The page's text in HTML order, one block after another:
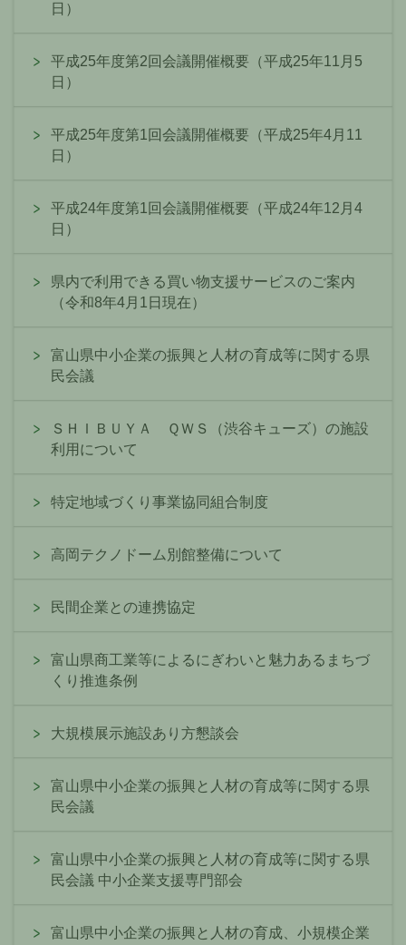
日）
平成25年度第2回会議開催概要（平成25年11月5
日）
平成25年度第1回会議開催概要（平成25年4月11
日）
平成24年度第1回会議開催概要（平成24年12月4
日）
県内で利用できる買い物支援サービスのご案内
（令和8年4月1日現在）
富山県中小企業の振興と人材の育成等に関する県
民会議
ＳＨＩＢＵＹＡ ＱＷＳ（渋谷キューズ）の施設
利用について
特定地域づくり事業協同組合制度
高岡テクノドーム別館整備について
民間企業との連携協定
富山県商工業等によるにぎわいと魅力あるまちづ
くり推進条例
大規模展示施設あり方懇談会
富山県中小企業の振興と人材の育成等に関する県
民会議
富山県中小企業の振興と人材の育成等に関する県
民会議 中小企業支援専門部会
富山県中小企業の振興と人材の育成、小規模企業